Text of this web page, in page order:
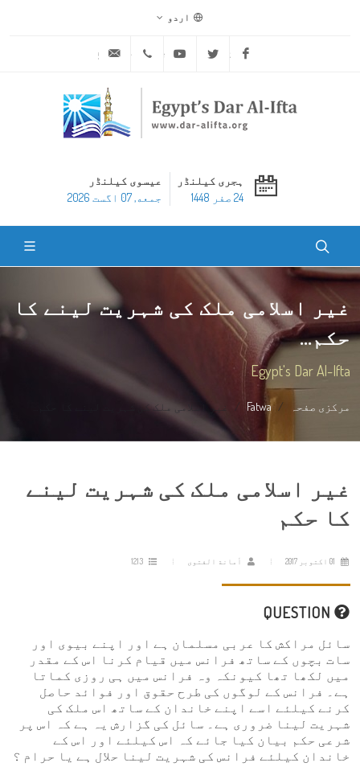
اردو
Facebook
Twitter
Youtube
ہجری کیلنڈر
24 صفر 1448
عیسوی کیلنڈر
جمعه, 07 اگست 2026
غیر اسلامی ملک کی شہریت لینے کا
حکم...
Egypt's Dar Al-Ifta
مرکزی صفحہ Fatwa غیر اسلامی ملک کی شہریت لینے کا حکم...
غیر اسلامی ملک کی شہریت لینے
کا حکم
أمانة الفتوى
سائل مراکش کا عربی مسلمان ہے اور اپنے بیوی اور
سات بچوں کے ساتھ فرانس میں قیام کرنا اس کے مقدر
میں لکھا تھا کیونکہ وہ فرانس میں ہی روزی کماتا
ہے۔ فرانس کے لوگوں کی طرح حقوق اور فوائد حاصل
کرنے کیلئے اسے اپنے خاندان کے ساتھ اس ملک کی
شہریت لینا ضروری ہے۔ سائل کی گزارش یہ ہے کہ اس پر
شرعی حکم بیان کیا جائے کہ اس کیلئے اور اس کے
خاندان کیلئے فرانس کی شہریت لینا حلال ہے یا حرام ؟